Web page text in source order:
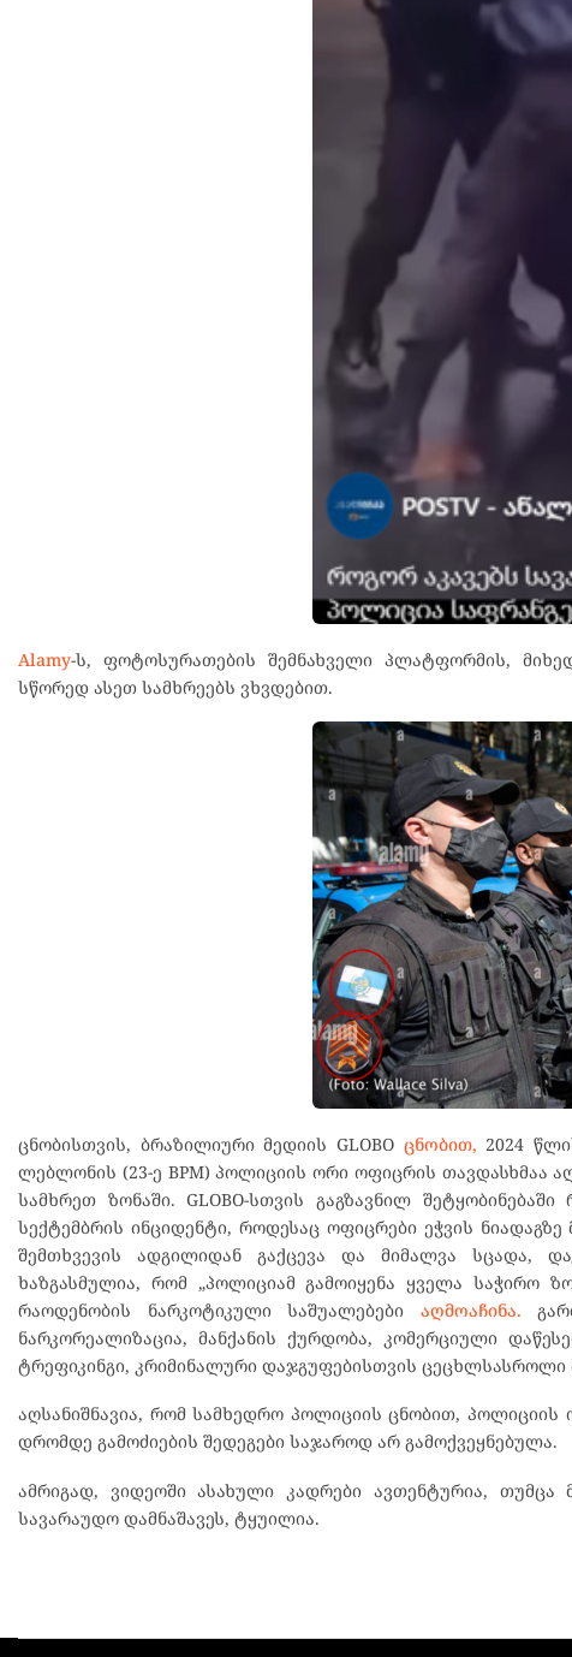
Alamy-ს, ფოტოსურათების შემნახველი პლატფორმის,
სწორედ ასეთ სამხრეებს ვხვდებით.
ცნობისთვის, ბრაზილიური მედიის GLOBO ცნობით, 2024
ლებლონის (23-ე BPM) პოლიციის ორი ოფიცრის თავდასხმაა
სამხრეთ ზონაში. GLOBO-სთვის გაგზავნილ
სექტემბრის ინციდენტი, როდესაც ოფიცრები ეჭვის
შემთხვევის ადგილიდან გაქცევა და მიმალვა სცადა,
ხაზგასმულია, რომ „პოლიციამ გამოიყენა ყველა საჭირო
რაოდენობის ნარკოტიკული საშუალებები აღმოაჩინა.
ნარკორეალიზაცია, მანქანის ქურდობა, კომერციული
ტრეფიკინგი, კრიმინალური დაჯგუფებისთვის
აღსანიშნავია, რომ სამხედრო პოლიციის ცნობით,
დრომდე გამოძიების შედეგები საჯაროდ არ გამოქვეყნებულა.
ამრიგად, ვიდეოში ასახული კადრები ავთენტურია,
სავარაუდო დამნაშავეს, ტყუილია.